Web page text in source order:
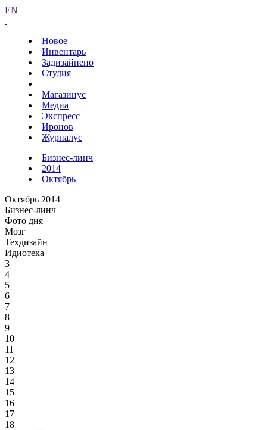
EN
Новое
Инвентарь
Задизайнено
Студия
Магазинус
Медиа
Экспресс
Иронов
Журналус
Бизнес-линч
2014
Октябрь
Октябрь 2014
Бизнес-линч
Фото дня
Мозг
Техдизайн
Идиотека
3
4
5
6
7
8
9
10
11
12
13
14
15
16
17
18